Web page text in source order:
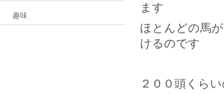
ます
ほとんどの馬
けるのです
２００頭くら
趣味